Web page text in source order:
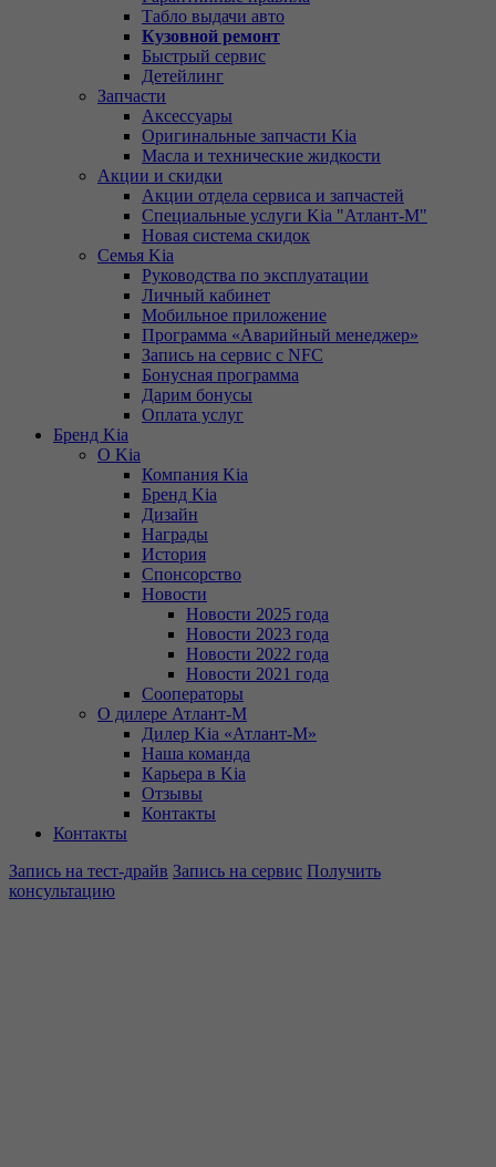
Табло выдачи авто
Кузовной ремонт
Быстрый сервис
Детейлинг
Запчасти
Аксессуары
Оригинальные запчасти Kia
Масла и технические жидкости
Акции и скидки
Акции отдела сервиса и запчастей
Специальные услуги Kia "Атлант-М"
Новая система скидок
Семья Kia
Руководства по эксплуатации
Личный кабинет
Мобильное приложение
Программа «Аварийный менеджер»
Запись на сервис с NFC
Бонусная программа
Дарим бонусы
Оплата услуг
Бренд Kia
О Kia
Компания Kia
Бренд Kia
Дизайн
Награды
История
Спонсорство
Новости
Новости 2025 года
Новости 2023 года
Новости 2022 года
Новости 2021 года
Сооператоры
О дилере Атлант-М
Дилер Kia «Атлант-М»
Наша команда
Карьера в Kia
Отзывы
Контакты
Контакты
Запись на тест-драйв Запись на сервис Получить
консультацию